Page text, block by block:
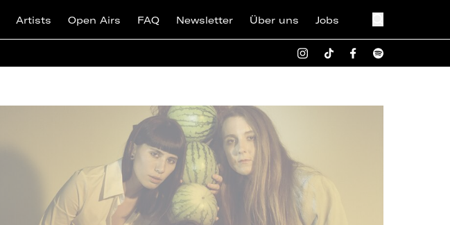
Artists Open Airs FAQ Newsletter Über uns Jobs